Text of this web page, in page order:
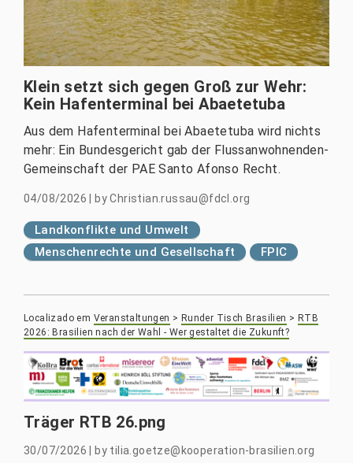
Klein setzt sich gegen Groß zur Wehr:
Kein Hafenterminal bei Abaetetuba
Aus dem Hafenterminal bei Abaetetuba wird nichts
mehr: Ein Bundesgericht gab der Flussanwohnenden-
Gemeinschaft der PAE Santo Afonso Recht.
04/08/2026 byChristian.russau@fdcl.org
Landkonflikte und Umwelt
Menschenrechte und Gesellschaft
FPIC
Localizado em Veranstaltungen > Runder Tisch Brasilien > RTB
2026: Brasilien nach der Wahl - Wer gestaltet die Zukunft?
Träger RTB 26.png
30/07/2026 by tilia.goetze@kooperation-brasilien.org